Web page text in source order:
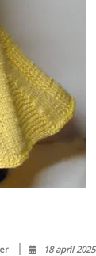
18 april 2025